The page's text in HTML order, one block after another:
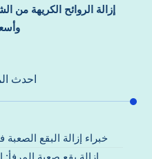
إزالة الروائح الكريهة
احدث
خبراء إزالة البقع
إزالة بقع صعبة